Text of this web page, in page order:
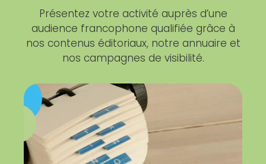
Présentez votre activité auprès d’une
audience francophone qualifiée grâce à
nos contenus éditoriaux, notre annuaire et
nos campagnes de visibilité.